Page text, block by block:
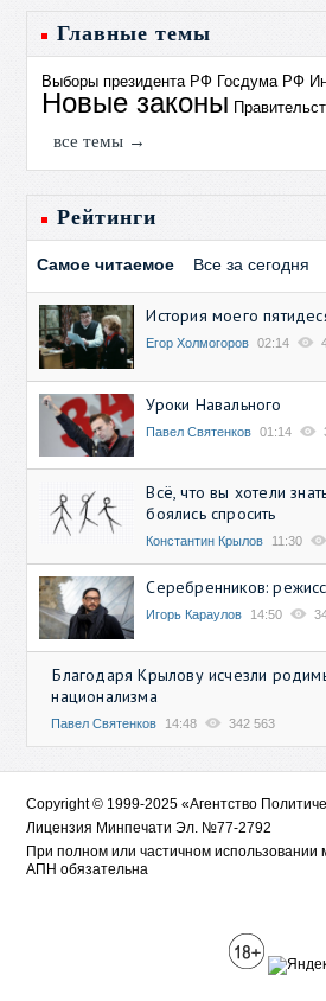
Главные темы
Выборы президента РФ Госдума РФ
Новые законы
все темы →
Рейтинги
Самое читаемое Все за сегодня
История моего
Егор Холмогоров 02:14
Уроки Навального
Павел Святенков 01:14
Всё, что вы хотели
боялись спросить
Константин Крылов 11:30
Серебренников:
Игорь Караулов 14:50
Благодаря Крылову исчезли
национализма
Павел Святенков 14:48 342 563
Copyright © 1999-2025 «Агентство
Лицензия Минпечати Эл. №77-2792
При полном или частичном использовании
АПН обязательна